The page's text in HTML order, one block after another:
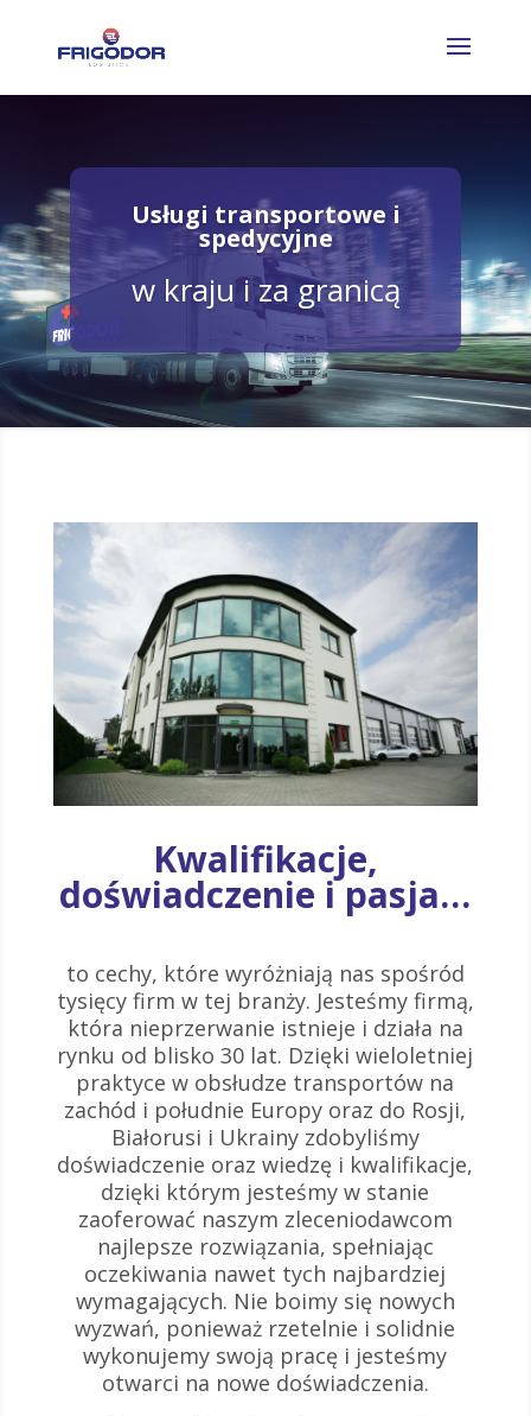
Usługi transportowe i
spedycyjne
w kraju i za granicą
Kwalifikacje,
doświadczenie i pasja…
to cechy, które wyróżniają nas spośród
tysięcy firm w tej branży. Jesteśmy firmą,
która nieprzerwanie istnieje i działa na
rynku od blisko 30 lat. Dzięki wieloletniej
praktyce w obsłudze transportów na
zachód i południe Europy oraz do Rosji,
Białorusi i Ukrainy zdobyliśmy
doświadczenie oraz wiedzę i kwalifikacje,
dzięki którym jesteśmy w stanie
zaoferować naszym zleceniodawcom
najlepsze rozwiązania, spełniając
oczekiwania nawet tych najbardziej
wymagających. Nie boimy się nowych
wyzwań, ponieważ rzetelnie i solidnie
wykonujemy swoją pracę i jesteśmy
otwarci na nowe doświadczenia.